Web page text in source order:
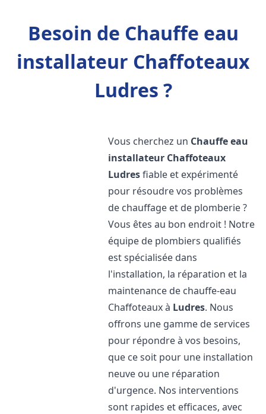
Besoin de Chauffe eau
installateur Chaffoteaux
Ludres ?
Vous cherchez un Chauffe eau
installateur Chaffoteaux
Ludresfiable et expérimenté
pour résoudre vos problèmes
de chauffage et de plomberie ?
Vous êtes au bon endroit ! Notre
équipe de plombiers qualifiés
est spécialisée dans
l'installation, la réparation et la
maintenance de chauffe-eau
Chaffoteaux à Ludres. Nous
offrons une gamme de services
pour répondre à vos besoins,
que ce soit pour une installation
neuve ou une réparation
d'urgence. Nos interventions
sont rapides et efficaces, avec